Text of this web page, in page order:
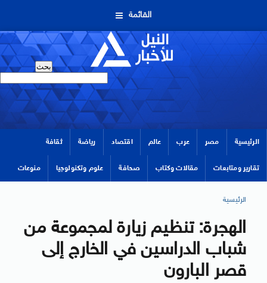
القائمة
الرئيسية مصر عرب عالم اقتصاد رياضة ثقافة
تقارير ومتابعات مقالات وكتاب صحافة علوم وتكنولوجيا منوعات
الرئيسية
الهجرة: تنظيم زيارة لمجموعة من
شباب الدراسين في الخارج إلى
قصر البارون